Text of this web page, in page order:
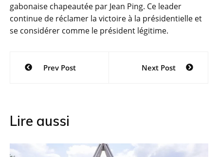
gabonaise chapeautée par Jean Ping. Ce leader
continue de réclamer la victoire à la présidentielle et
se considérer comme le président légitime.
Navigation
Prev Post Next Post
Lire aussi